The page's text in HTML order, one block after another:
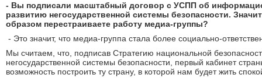
- Вы подписали масштабный договор с УСПП об
развитию негосударственной системы безопасности.
образом перестраиваете работу медиа-группы?
- Это значит, что медиа-группа стала более социально-
Мы считаем, что, подписав Стратегию национальной
негосударственной системы безопасности, первый кабинет
возможность построить ту страну, в которой нам будет жить